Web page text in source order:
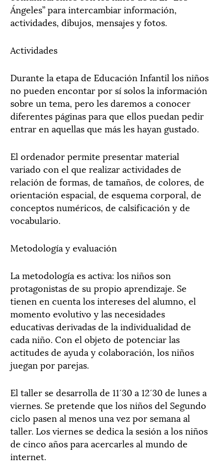
Ángeles” para intercambiar información,
actividades, dibujos, mensajes y fotos.
Actividades
Durante la etapa de Educación Infantil los niños
no pueden encontar por sí solos la información
sobre un tema, pero les daremos a conocer
diferentes páginas para que ellos puedan pedir
entrar en aquellas que más les hayan gustado.
El ordenador permite presentar material
variado con el que realizar actividades de
relación de formas, de tamaños, de colores, de
orientación espacial, de esquema corporal, de
conceptos numéricos, de calsificación y de
vocabulario.
Metodología y evaluación
La metodología es activa: los niños son
protagonistas de su propio aprendizaje. Se
tienen en cuenta los intereses del alumno, el
momento evolutivo y las necesidades
educativas derivadas de la individualidad de
cada niño. Con el objeto de potenciar las
actitudes de ayuda y colaboración, los niños
juegan por parejas.
El taller se desarrolla de 11´30 a 12´30 de lunes a
viernes. Se pretende que los niños del Segundo
ciclo pasen al menos una vez por semana al
taller. Los viernes se dedica la sesión a los niños
de cinco años para acercarles al mundo de
internet.